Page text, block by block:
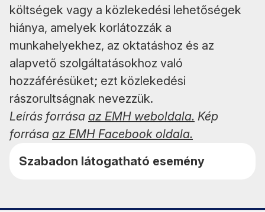
költségek vagy a közlekedési lehetőségek
hiánya, amelyek korlátozzák a
munkahelyekhez, az oktatáshoz és az
alapvető szolgáltatásokhoz való
hozzáférésüket; ezt közlekedési
rászorultságnak nevezzük.
Leírás forrása az EMH weboldala. Kép
forrása az EMH Facebook oldala.
Szabadon látogatható esemény